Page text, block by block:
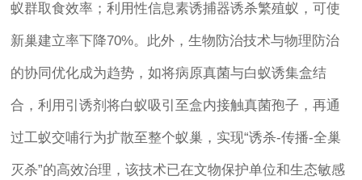
蚁群取食效率；利用性信息素诱捕器诱杀繁殖蚁，可使
新巢建立率下降70%。此外，生物防治技术与物理防治
的协同优化成为趋势，如将病原真菌与白蚁诱集盒结
合，利用引诱剂将白蚁吸引至盒内接触真菌孢子，再通
过工蚁交哺行为扩散至整个蚁巢，实现“诱杀-传播-全巢
灭杀”的高效治理，该技术已在文物保护单位和生态敏感